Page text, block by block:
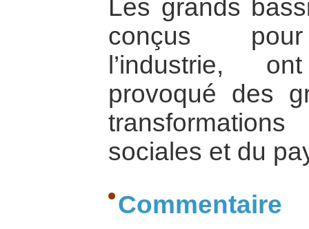
Les grands
conçus pour
l’industrie,
provoqué des
sociales et du
Commentaire